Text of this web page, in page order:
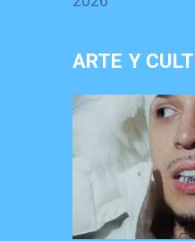
ARTE Y